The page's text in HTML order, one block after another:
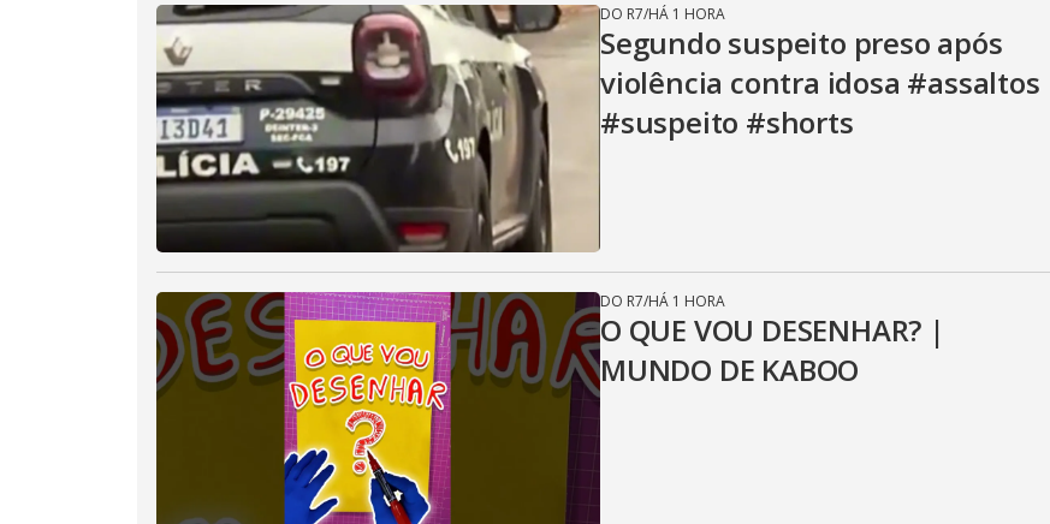
DO R7/HÁ 1 HORA
Segundo suspeito preso após
violência contra idosa #assaltos
#suspeito #shorts
DO R7/HÁ 1 HORA
O QUE VOU DESENHAR? |
MUNDO DE KABOO